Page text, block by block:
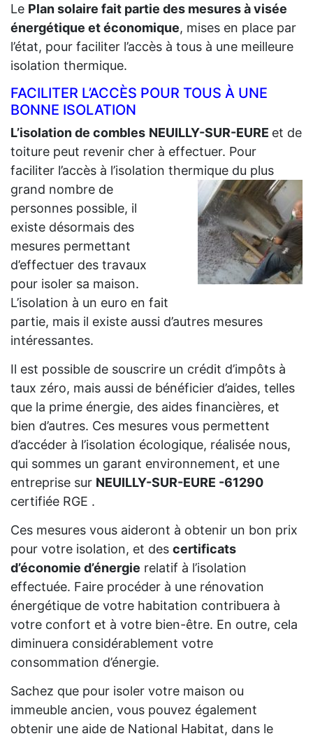
Le Plan solaire fait partie des mesures à visée
énergétique et économique, mises en place par
l’état, pour faciliter l’accès à tous à une meilleure
isolation thermique.
FACILITER L’ACCÈS POUR TOUS À UNE
BONNE ISOLATION
L’isolation de combles NEUILLY-SUR-EURE et de
toiture peut revenir cher à effectuer. Pour
faciliter l’accès à l’isolation thermique du plus
grand nombre de
personnes possible, il
existe désormais des
mesures permettant
d’effectuer des travaux
pour isoler sa maison.
L’isolation à un euro en fait
partie, mais il existe aussi d’autres mesures
intéressantes.
Il est possible de souscrire un crédit d’impôts à
taux zéro, mais aussi de bénéficier d’aides, telles
que la prime énergie, des aides financières, et
bien d’autres. Ces mesures vous permettent
d’accéder à l’isolation écologique, réalisée nous,
qui sommes un garant environnement, et une
entreprise sur NEUILLY-SUR-EURE -61290
certifiée RGE .
Ces mesures vous aideront à obtenir un bon prix
pour votre isolation, et des certificats
d’économie d’énergie relatif à l’isolation
effectuée. Faire procéder à une rénovation
énergétique de votre habitation contribuera à
votre confort et à votre bien-être. En outre, cela
diminuera considérablement votre
consommation d’énergie.
Sachez que pour isoler votre maison ou
immeuble ancien, vous pouvez également
obtenir une aide de National Habitat, dans le